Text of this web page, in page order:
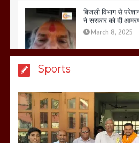
March 6, 2025
Sports